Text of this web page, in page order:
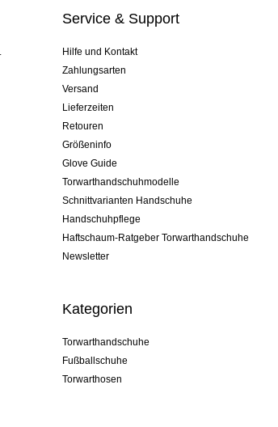
Service & Support
Hilfe und Kontakt
Zahlungsarten
Versand
Lieferzeiten
Retouren
Größeninfo
Glove Guide
Torwarthandschuhmodelle
Schnittvarianten Handschuhe
Handschuhpflege
Haftschaum-Ratgeber Torwarthandschuhe
Newsletter
Kategorien
Torwarthandschuhe
Fußballschuhe
Torwarthosen